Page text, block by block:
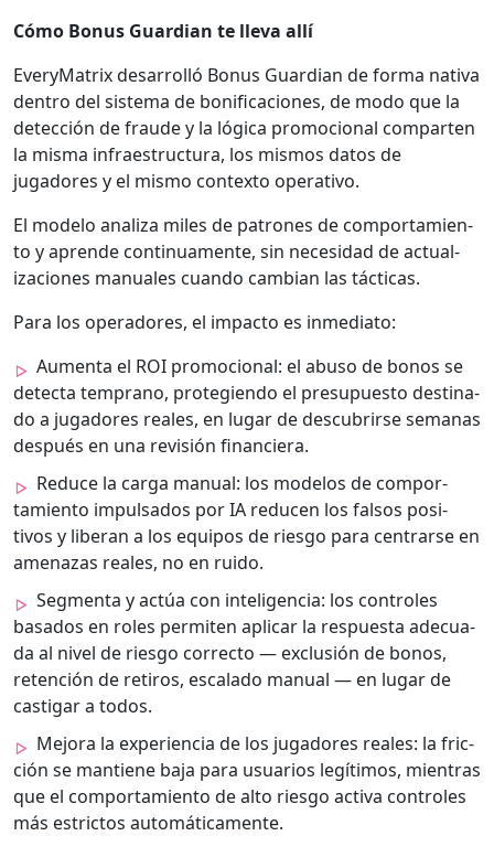
Cómo Bonus Guardian te lle­va allí
Every­Ma­trix desar­rol­ló Bonus Guardian de for­ma nati­va
den­tro del sis­tema de bonifi­ca­ciones, de modo que la
detec­ción de fraude y la lóg­i­ca pro­mo­cional com­parten
la mis­ma infraestruc­tura, los mis­mos datos de
jugadores y el mis­mo con­tex­to oper­a­ti­vo.
El mod­e­lo anal­iza miles de patrones de com­por­tamien­
to y aprende con­tin­u­a­mente, sin necesi­dad de actu­al­
iza­ciones man­uales cuan­do cam­bian las tác­ti­cas.
Para los oper­adores, el impacto es inmedi­a­to:
Aumen­ta el ROI pro­mo­cional: el abu­so de bonos se
detec­ta tem­pra­no, pro­te­gien­do el pre­supuesto des­ti­na­
do a jugadores reales, en lugar de des­cubrirse sem­anas
después en una revisión financiera.
Reduce la car­ga man­u­al: los mod­e­los de com­por­
tamien­to impul­sa­dos por IA reducen los fal­sos pos­i­
tivos y lib­er­an a los equipos de ries­go para cen­trarse en
ame­nazas reales, no en rui­do.
Seg­men­ta y actúa con inteligen­cia: los con­troles
basa­dos en roles per­miten aplicar la respues­ta ade­cua­
da al niv­el de ries­go cor­rec­to — exclusión de bonos,
reten­ción de retiros, escal­a­do man­u­al — en lugar de
cas­ti­gar a todos.
Mejo­ra la expe­ri­en­cia de los jugadores reales: la fric­
ción se mantiene baja para usuar­ios legí­ti­mos, mien­tras
que el com­por­tamien­to de alto ries­go acti­va con­troles
más estric­tos automáti­ca­mente.